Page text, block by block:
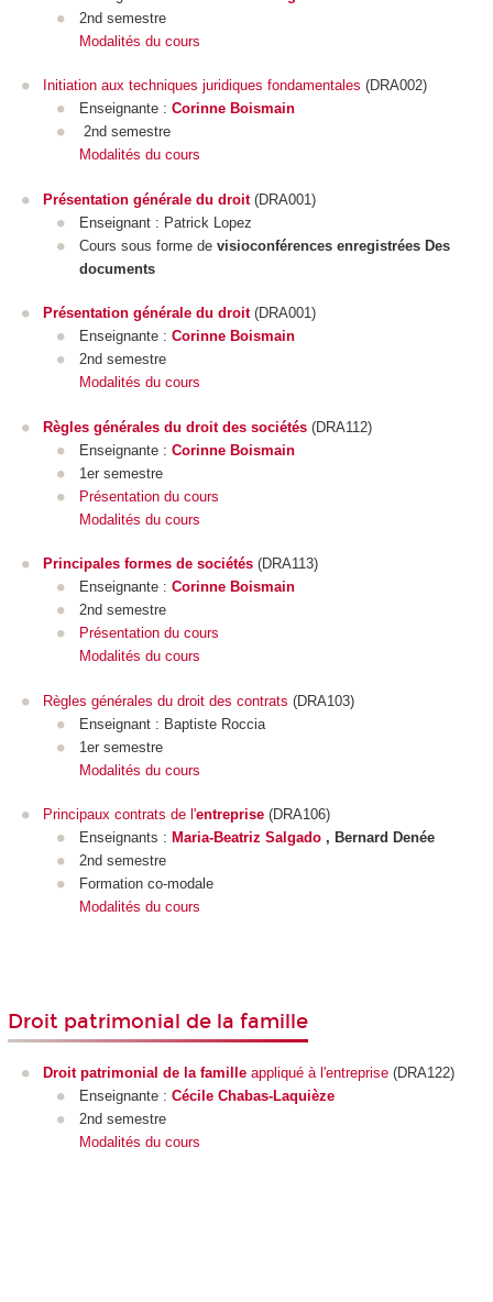
2nd semestre
Modalités du cours
Initiation aux techniques juridiques fondamentales (DRA002)
Enseignante : Corinne Boismain
2nd semestre
Modalités du cours
Présentation générale du droit(DRA001)
Enseignant : Patrick Lopez
Cours sous forme de visioconférences enregistrées Des
documents
Présentation générale du droit(DRA001)
Enseignante : Corinne Boismain
2nd semestre
Modalités du cours
Règles générales du droit des sociétés (DRA112)
Enseignante : Corinne Boismain
1er semestre
Présentation du cours
Modalités du cours
Principales formes de sociétés (DRA113)
Enseignante : Corinne Boismain
2nd semestre
Présentation du cours
Modalités du cours
Règles générales du droit des contrats (DRA103)
Enseignant : Baptiste Roccia
1er semestre
Modalités du cours
Principaux contrats de l'entreprise (DRA106)
Enseignants : Maria-Beatriz Salgado, Bernard Denée
2nd semestre
Formation co-modale
Modalités du cours
Droit patrimonial de la famille
Droit patrimonial de la famille appliqué à l'entreprise (DRA122)
Enseignante : Cécile Chabas-Laquièze
2nd semestre
Modalités du cours